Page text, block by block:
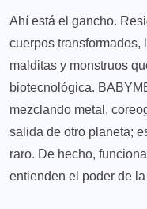
Ahí está el gancho.
cuerpos
malditas y monstruos
biotecnológica.
mezclando metal,
salida de otro planeta;
raro. De hecho,
entienden el poder de